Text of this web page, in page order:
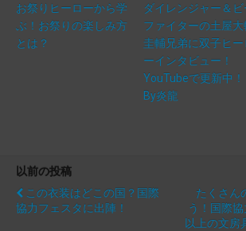
お祭りヒーローから学
ぶ！お祭りの楽しみ方
とは？
ダイレンジャー＆ビ
ファイターの土屋大
圭輔兄弟に双子ヒー
ーインタビュー！
YouTubeで更新中！
By炎龍
以前の投稿
この衣装はどこの国？国際
協力フェスタに出陣！
たくさん
う！国際
以上の文房